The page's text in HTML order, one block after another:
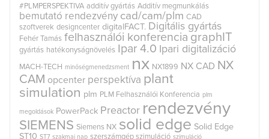
#PLMPERSPEKTIVA additív gyártás Additív megmunkálás
bemutató rendezvény cad/cam/plm CAD
szoftverek designcenter digitalFACT. Digitális gyártás
Fehér Tamás felhasználói konferencia graphIT
gyártás hatékonyságnövelés Ipar 4.0 Ipari digitalizáció
MACH-TECH minőségmenedzsment nx NX1899 NX CAD NX
CAM opcenter perspektíva plant
simulation plm PLM Felhasználói Konferencia plm
megoldások PowerPack Preactor rendezvény
SIEMENS Siemens NX solid edge Solid Edge
ST10 ST7 szakmai nap szerszámgép szimuláció szimuláció